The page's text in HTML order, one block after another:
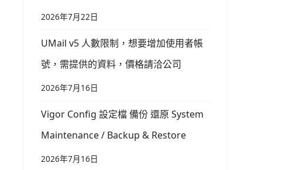
2026年7月22日
UMail v5 人數限制，想要增加使用者帳
號，需提供的資料，價格請洽公司
2026年7月16日
Vigor Config 設定檔 備份 還原 System
Maintenance / Backup & Restore
2026年7月16日